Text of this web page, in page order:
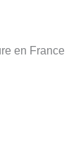
en France